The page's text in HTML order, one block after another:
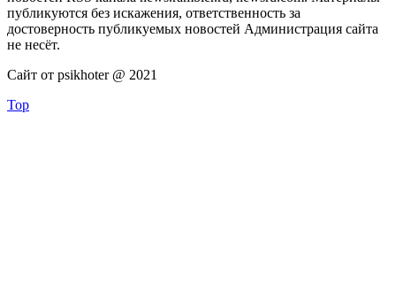
публикуются без искажения, ответственность за
достоверность публикуемых новостей Администрация сайта
не несёт.
Сайт от psikhoter @ 2021
Top